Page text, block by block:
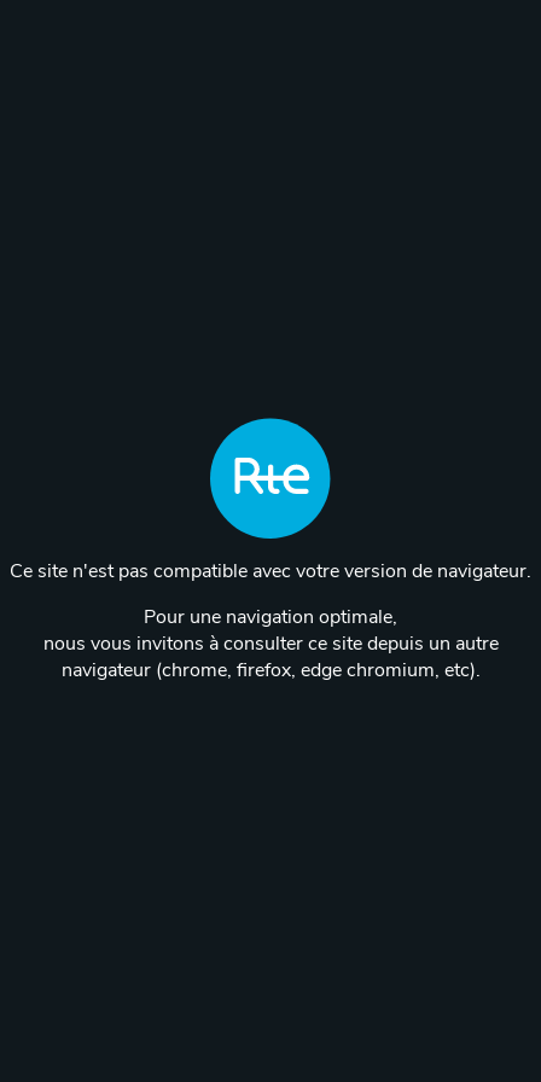
Ce site n'est pas compatible avec votre version de navigateur.
Pour une navigation optimale,
nous vous invitons à consulter ce site depuis un autre
navigateur (chrome, firefox, edge chromium, etc).